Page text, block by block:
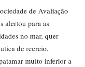
de Avaliação
alertou para as
no mar, quer
de recreio,
muito inferior a